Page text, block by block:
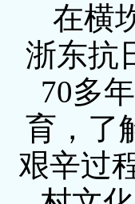
在横
浙东抗
70多
育，了
艰辛过